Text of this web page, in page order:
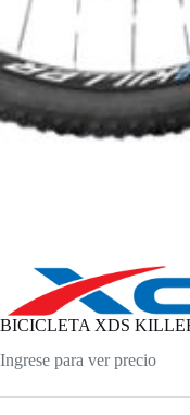
BICICLETA XDS
Ingrese para ver precio